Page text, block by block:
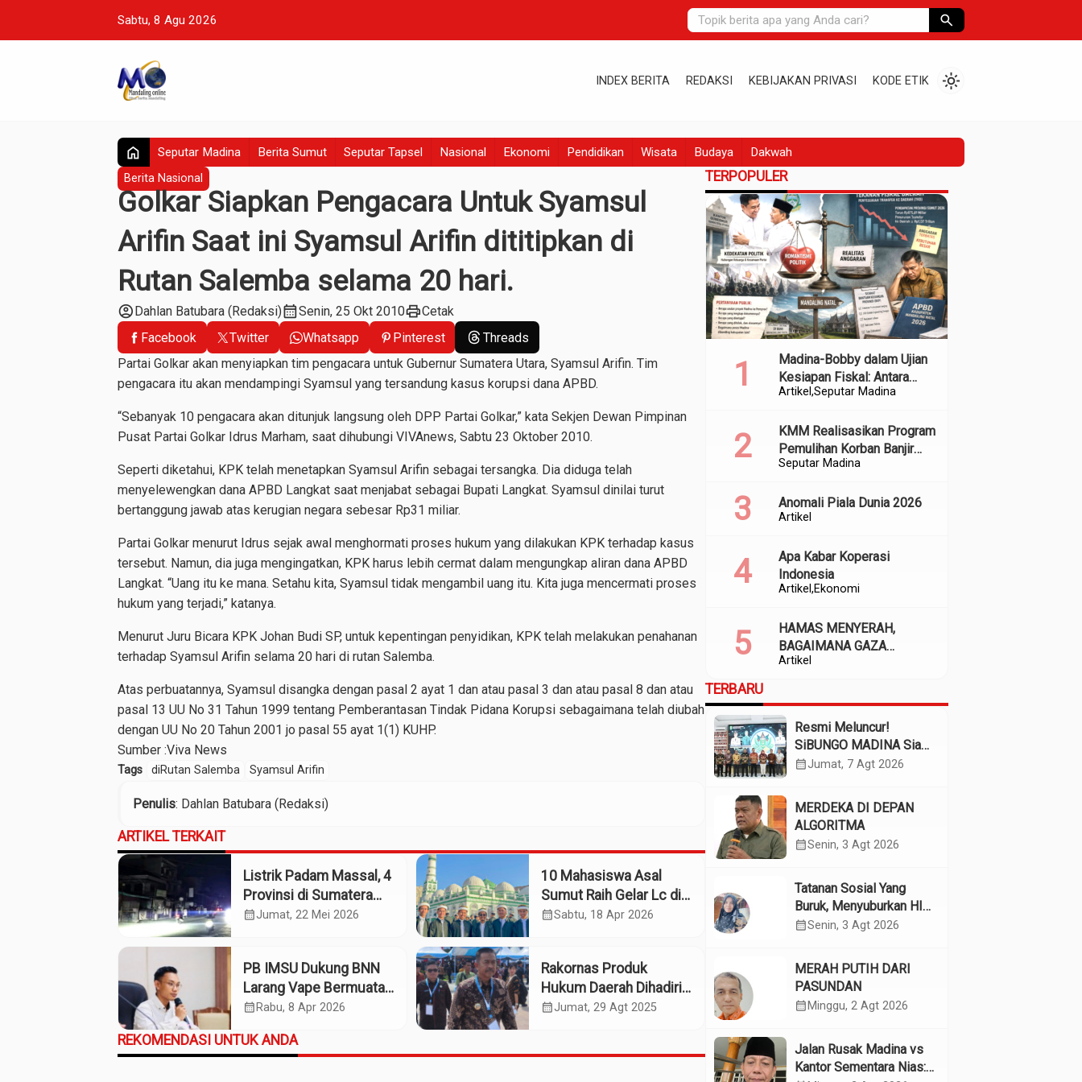
Sabtu, 8 Agu 2026 search
INDEX BERITA REDAKSI KEBIJAKAN PRIVASI KODE ETIK light_mode
home Seputar Madina Berita Sumut Seputar Tapsel Nasional Ekonomi Pendidikan Wisata Budaya Dakwah
Berita Nasional
Golkar Siapkan Pengacara Untuk Syamsul
Arifin Saat ini Syamsul Arifin dititipkan di
Rutan Salemba selama 20 hari.
account_circleDahlan Batubara (Redaksi)calendar_monthSenin, 25 Okt 2010printCetak
Facebook
Twitter Whatsapp Pinterest
Threads
Partai Golkar akan menyiapkan tim pengacara untuk Gubernur Sumatera Utara, Syamsul Arifin. Tim
pengacara itu akan mendampingi Syamsul yang tersandung kasus korupsi dana APBD.
“Sebanyak 10 pengacara akan ditunjuk langsung oleh DPP Partai Golkar,” kata Sekjen Dewan Pimpinan
Pusat Partai Golkar Idrus Marham, saat dihubungi VIVAnews, Sabtu 23 Oktober 2010.
Seperti diketahui, KPK telah menetapkan Syamsul Arifin sebagai tersangka. Dia diduga telah
menyelewengkan dana APBD Langkat saat menjabat sebagai Bupati Langkat. Syamsul dinilai turut
bertanggung jawab atas kerugian negara sebesar Rp31 miliar.
Partai Golkar menurut Idrus sejak awal menghormati proses hukum yang dilakukan KPK terhadap kasus
tersebut. Namun, dia juga mengingatkan, KPK harus lebih cermat dalam mengungkap aliran dana APBD
Langkat. “Uang itu ke mana. Setahu kita, Syamsul tidak mengambil uang itu. Kita juga mencermati proses
hukum yang terjadi,” katanya.
Menurut Juru Bicara KPK Johan Budi SP, untuk kepentingan penyidikan, KPK telah melakukan penahanan
terhadap Syamsul Arifin selama 20 hari di rutan Salemba.
Atas perbuatannya, Syamsul disangka dengan pasal 2 ayat 1 dan atau pasal 3 dan atau pasal 8 dan atau
pasal 13 UU No 31 Tahun 1999 tentang Pemberantasan Tindak Pidana Korupsi sebagaimana telah diubah
dengan UU No 20 Tahun 2001 jo pasal 55 ayat 1(1) KUHP.
Sumber :Viva News
Tags diRutan Salemba Syamsul Arifin
Penulis: Dahlan Batubara (Redaksi)
ARTIKEL TERKAIT
Listrik Padam Massal, 4
Provinsi di Sumatera
Terdampak
calendar_monthJumat, 22 Mei 2026
10 Mahasiswa Asal
Sumut Raih Gelar Lc di
Universitas Al-Ahgaff,
calendar_monthSabtu, 18 Apr 2026
PB IMSU Dukung BNN
Larang Vape Bermuatan
Narkotika
calendar_month Rabu, 8 Apr 2026
Rakornas Produk
Hukum Daerah Dihadiri
Bupati Madina
calendar_monthJumat, 29 Agt 2025
REKOMENDASI UNTUK ANDA
TERPOPULER
Artikel Seputar Madina
Madina-Bobby dalam Ujian
Kesiapan Fiskal: Antara
Kedekatan Politik dan
Seputar Madina
KMM Realisasikan Program
Pemulihan Korban Banjir
dan Longsor di Kabupaten
Artikel
Anomali Piala Dunia 2026
Artikel Ekonomi
Apa Kabar Koperasi
Indonesia
Artikel
HAMAS MENYERAH,
BAGAIMANA GAZA
SELANJUTNYA?
TERBARU
Resmi Meluncur!
SiBUNGO MADINA Siap
Optimalkan Pendapatan
calendar_monthJumat, 7 Agt 2026
MERDEKA DI DEPAN
ALGORITMA
calendar_monthSenin, 3 Agt 2026
Tatanan Sosial Yang
Buruk, Menyuburkan HIV
Pada Remaja
calendar_monthSenin, 3 Agt 2026
MERAH PUTIH DARI
PASUNDAN
calendar_month Minggu, 2 Agt 2026
Jalan Rusak Madina vs
Kantor Sementara Nias: